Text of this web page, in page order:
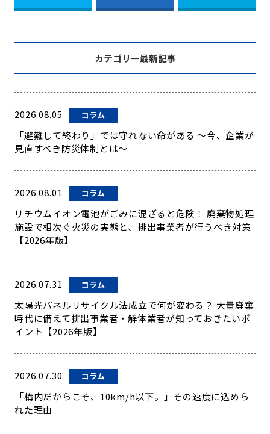
カテゴリー最新記事
2026.08.05 コラム
「避難して終わり」では守れない命がある ～今、企業が
見直すべき防災体制とは～
2026.08.01 コラム
リチウムイオン電池がごみに混ざると危険！ 廃棄物処理
施設で相次ぐ火災の実態と、排出事業者が行うべき対策
【2026年版】
2026.07.31 コラム
太陽光パネルリサイクル法成立で何が変わる？ 大量廃棄
時代に備えて排出事業者・解体業者が知っておきたいポ
イント【2026年版】
2026.07.30 コラム
「構内だからこそ、10km/h以下。」その速度に込めら
れた理由